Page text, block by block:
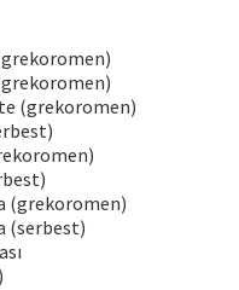
(grekoromen)
(grekoromen)
(serbest)